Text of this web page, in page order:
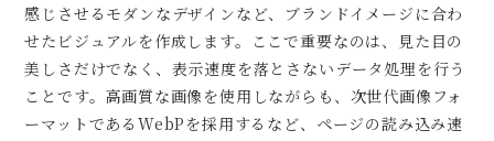
感じさせるモダンなデザインなど、ブランドイメージに合わ
せたビジュアルを作成します。ここで重要なのは、見た目の
美しさだけでなく、表示速度を落とさないデータ処理を行う
ことです。高画質な画像を使用しながらも、次世代画像フォ
ーマットであるWebPを採用するなど、ページの読み込み速